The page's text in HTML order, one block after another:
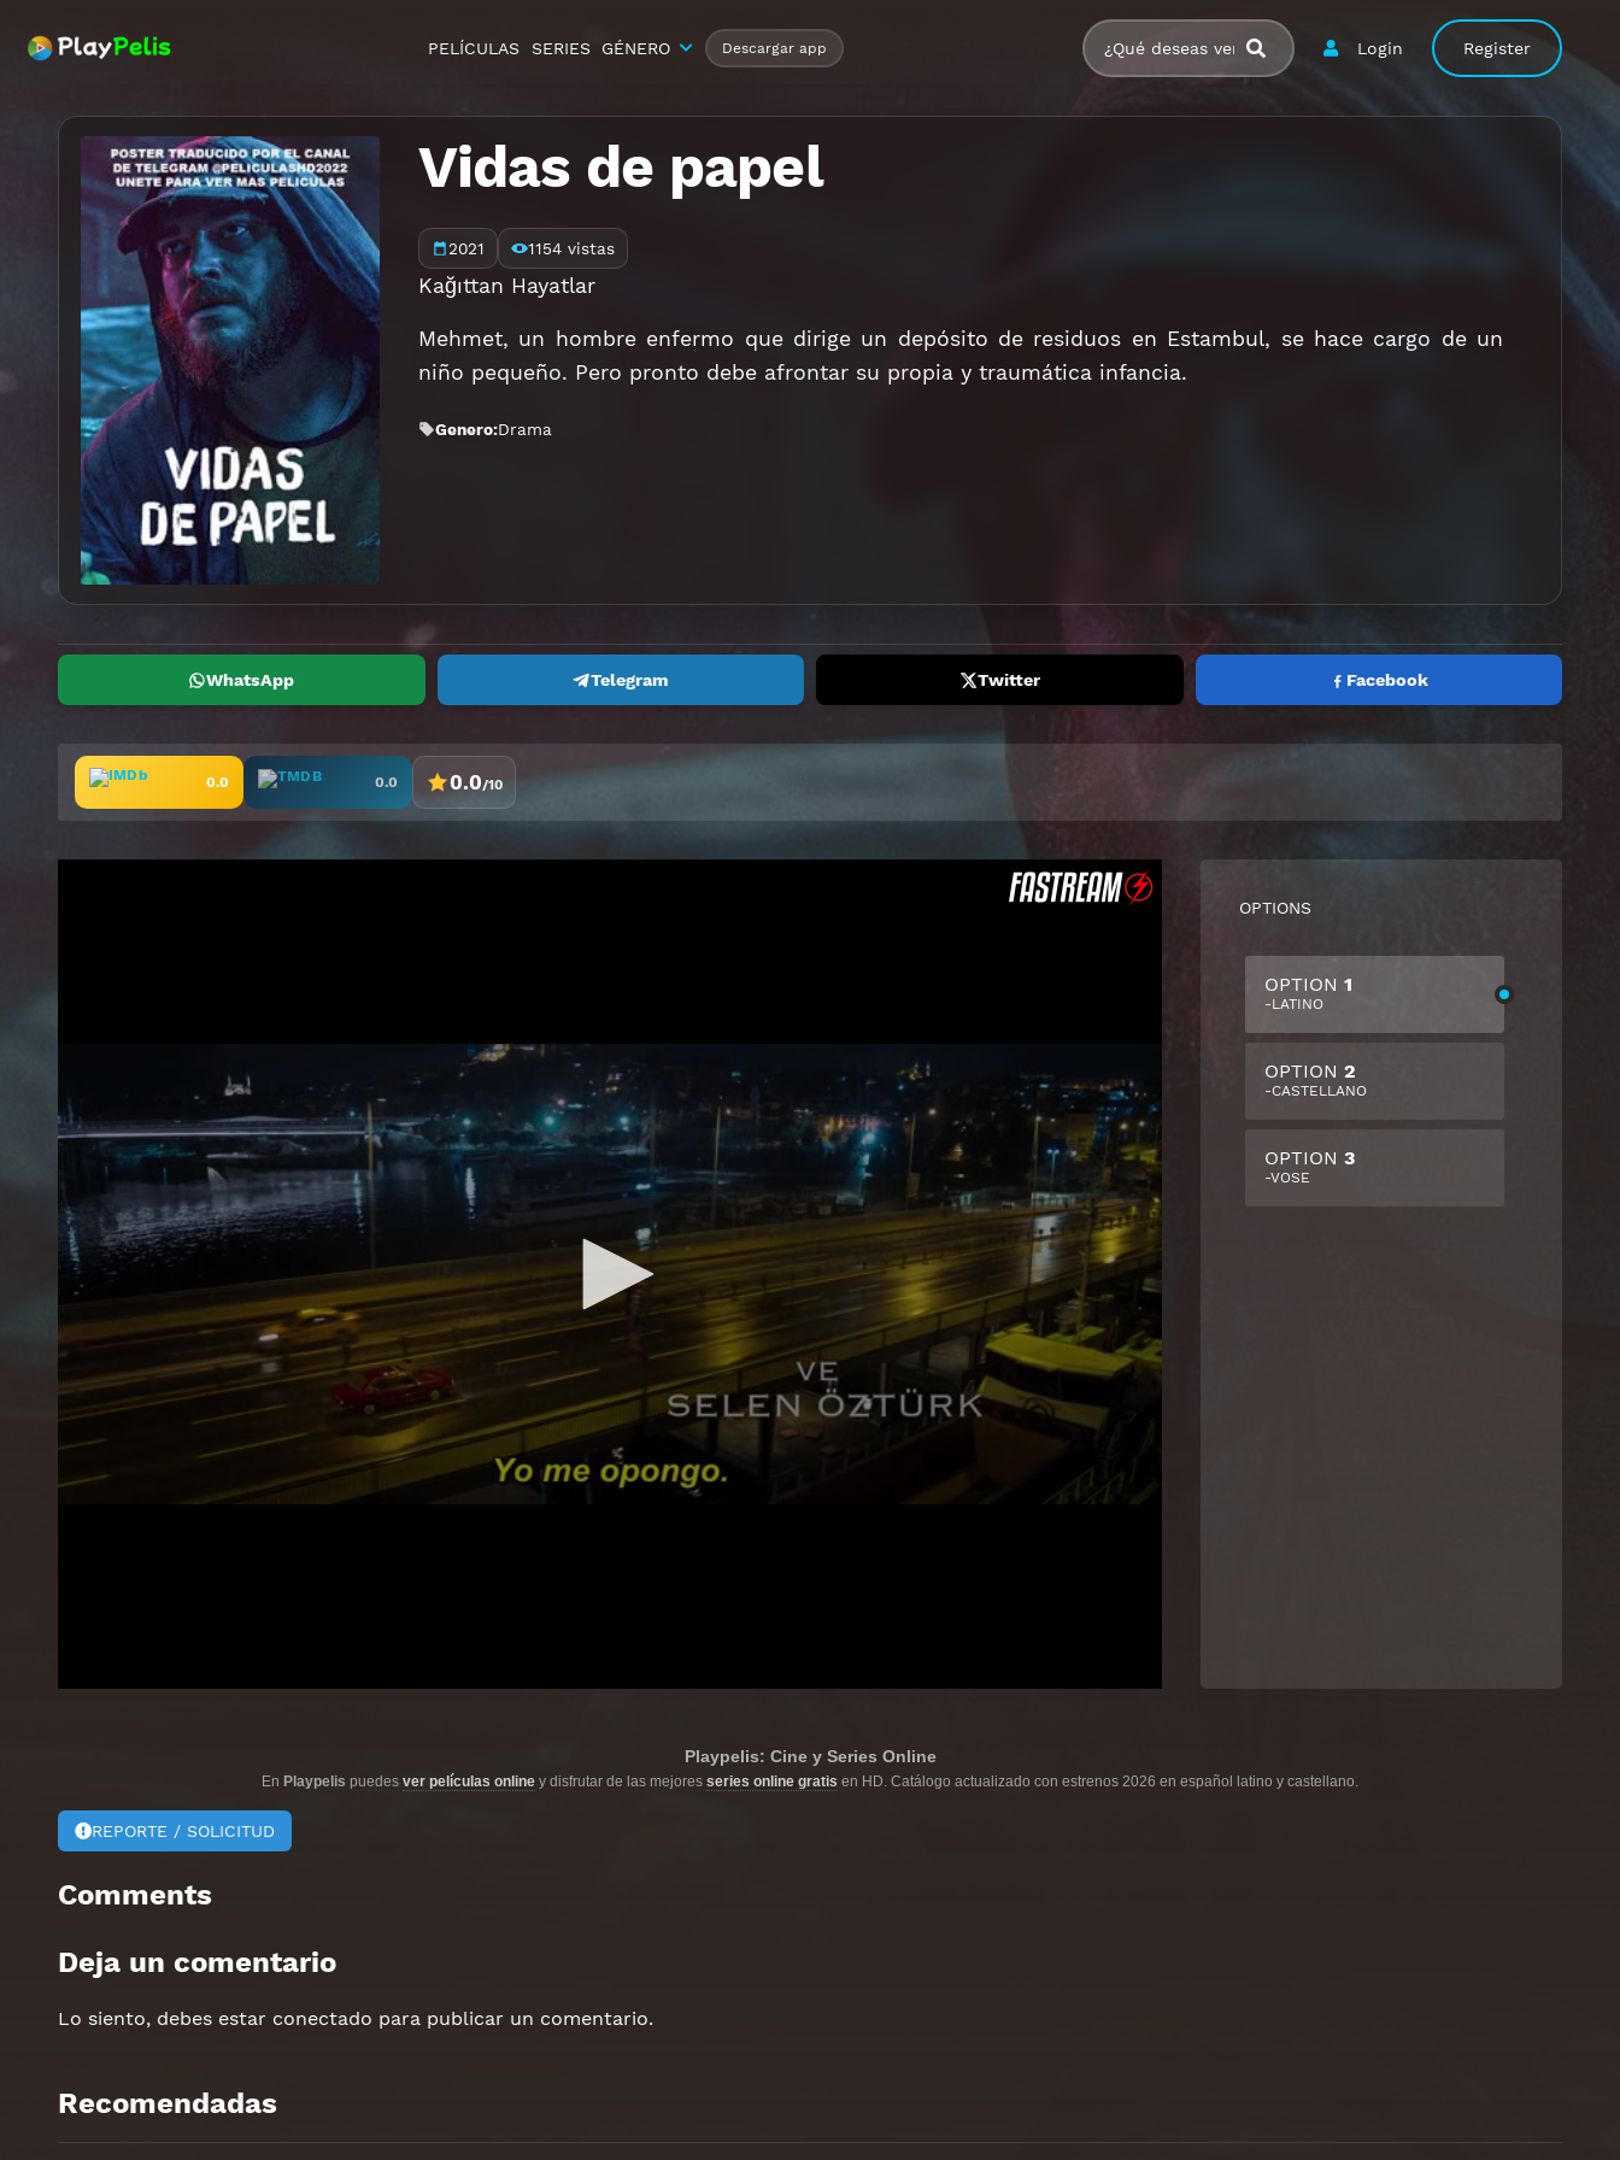
Login Register
PELÍCULAS SERIES GÉNERO Descargar app
Vidas de papel
2021 1154 vistas
Kağıttan Hayatlar
Mehmet, un hombre enfermo que dirige un depósito de residuos en Estambul, se hace cargo de un
niño pequeño. Pero pronto debe afrontar su propia y traumática infancia.
Genero:Drama
WhatsApp Telegram Twitter Facebook
0.0 0.0 0.0/10
OPTIONS
OPTION 1
-LATINO
OPTION 2
-CASTELLANO
OPTION 3
-VOSE
Playpelis: Cine y Series Online
En Playpelis puedes ver películas online y disfrutar de las mejores series online gratis en HD. Catálogo actualizado con estrenos 2026 en español latino y castellano.
REPORTE / SOLICITUD
Comments
Deja un comentario
Lo siento, debes estar conectado para publicar un comentario.
Recomendadas